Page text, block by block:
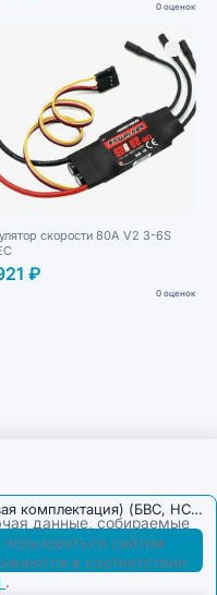
данные, собираемые
сайтом
в соответствии
.
0 оценок
скорости 80A V2 3-6S
₽
0 оценок
Комплекс "Гром" мониторинг (базовая комплектация) (БВС, НСУ, Кейс)